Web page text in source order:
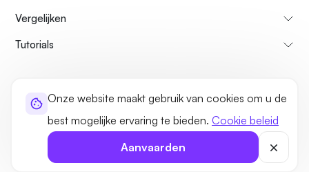
Onze website maakt gebruik van cookies om u de
best mogelijke ervaring te bieden. Cookie beleid
Aanvaarden
Vergelijken
Tutorials
Sitemap
©2026 UltaHost - Alle rechten voorbehouden